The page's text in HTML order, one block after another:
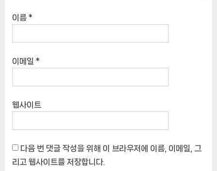
이름 *
이메일 *
웹사이트
다음 번 댓글 작성을 위해 이 브라우저에 이름, 이메일, 그
리고 웹사이트를 저장합니다.